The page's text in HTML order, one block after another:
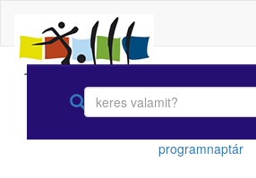
programnaptár